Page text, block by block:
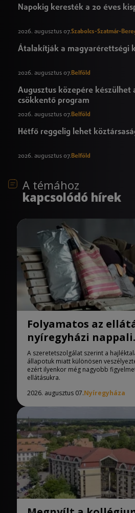
Napokig keresték a 20 éves
2026. augusztus 07.Szabolcs-Szatmár-
Átalakítják a magyarérettségi
2026. augusztus 07.Belföld
Augusztus közepére készülhet
csökkentő program
2026. augusztus 07.Belföld
Hétfő reggelig lehet
2026. augusztus 07.Belföld
A témához
kapcsolódó hírek
Folyamatos az
nyíregyházi nappali
melegedőben
A szeretetszolgálat szerint a
állapotuk miatt különösen
ezért ilyenkor még nagyobb
ellátásukra.
2026. augusztus 07.Nyíregyháza